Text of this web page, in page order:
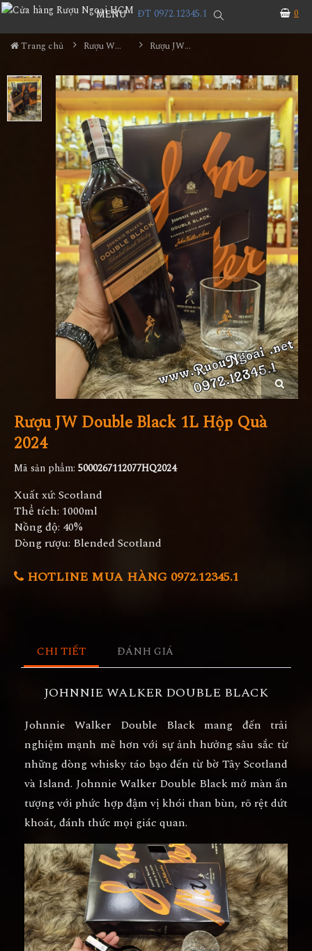
0
MENU ĐT 0972.12345.1
Trang chủ Rượu Whisky Rượu JW Double Black 1L Hộp Quà 2024
Rượu JW Double Black 1L Hộp Quà
2024
Mã sản phẩm: 5000267112077HQ2024
Xuất xứ: Scotland
Thể tích: 1000ml
Nồng độ: 40%
Dòng rượu: Blended Scotland
HOTLINE MUA HÀNG 0972.12345.1
CHI TIẾT ĐÁNH GIÁ
JOHNNIE WALKER DOUBLE BLACK
Johnnie Walker Double Black mang đến trải
nghiệm mạnh mẽ hơn với sự ảnh hưởng sâu sắc từ
những dòng whisky táo bạo đến từ bờ Tây Scotland
và Island. Johnnie Walker Double Black mở màn ấn
tượng với phức hợp đậm vị khói than bùn, rõ rệt dứt
khoát, đánh thức mọi giác quan.